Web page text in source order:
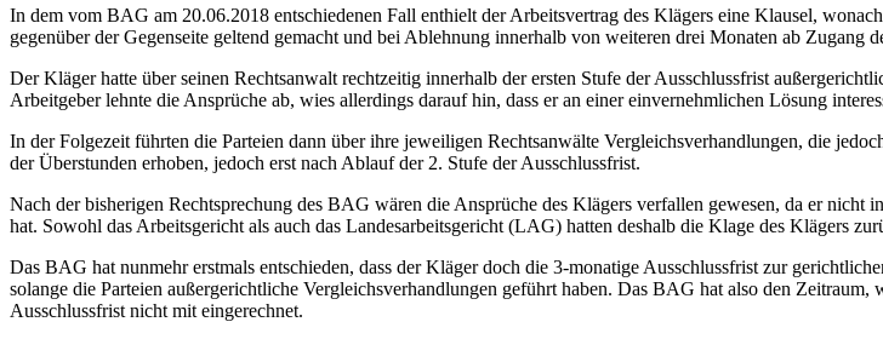
In dem vom BAG am 20.06.2018 entschiedenen Fall enthielt der Arbeitsvertrag des Klägers eine Klausel,
gegenüber der Gegenseite geltend gemacht und bei Ablehnung innerhalb von weiteren drei Monaten ab Zugang
Der Kläger hatte über seinen Rechtsanwalt rechtzeitig innerhalb der ersten Stufe der Ausschlussfrist
Arbeitgeber lehnte die Ansprüche ab, wies allerdings darauf hin, dass er an einer einvernehmlichen Lösung
In der Folgezeit führten die Parteien dann über ihre jeweiligen Rechtsanwälte Vergleichsverhandlungen, die
der Überstunden erhoben, jedoch erst nach Ablauf der 2. Stufe der Ausschlussfrist.
Nach der bisherigen Rechtsprechung des BAG wären die Ansprüche des Klägers verfallen gewesen, da er
hat. Sowohl das Arbeitsgericht als auch das Landesarbeitsgericht (LAG) hatten deshalb die Klage des Klägers
Das BAG hat nunmehr erstmals entschieden, dass der Kläger doch die 3-monatige Ausschlussfrist zur
solange die Parteien außergerichtliche Vergleichsverhandlungen geführt haben. Das BAG hat also den
Ausschlussfrist nicht mit eingerechnet.